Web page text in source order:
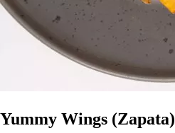
Yummy Wings (Zapata)